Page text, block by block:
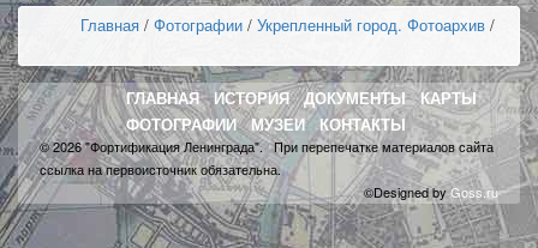
Главная / Фотографии / Укрепленный город. Фотоархив /
ГЛАВНАЯ ИСТОРИЯ ДОКУМЕНТЫ
КАРТЫ
ФОТОГРАФИИ
МУЗЕИ КОНТАКТЫ
© 2026 "Фортификация Ленинграда". При перепечатке материалов сайта
ссылка на первоисточник обязательна.
©Designed byGoss.ru